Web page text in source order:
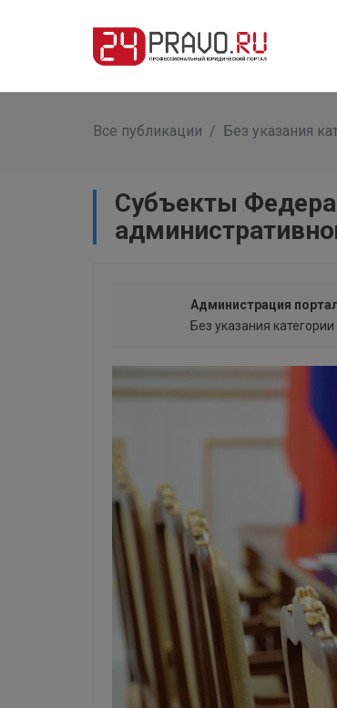
Все публикации / Без указания
​Субъекты
Администрация
Без указания категории